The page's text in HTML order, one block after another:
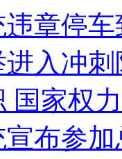
拳打脚踢
章停
入冲刺
国家权
布参